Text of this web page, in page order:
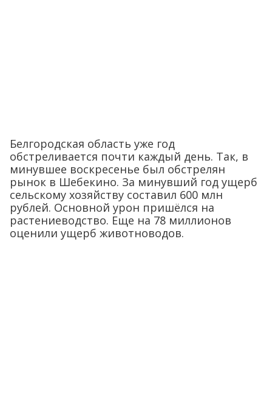
Белгородская область уже год
обстреливается почти каждый день. Так, в
минувшее воскресенье был обстрелян
рынок в Шебекино. За минувший год ущерб
сельскому хозяйству составил 600 млн
рублей. Основной урон пришёлся на
растениеводство. Еще на 78 миллионов
оценили ущерб животноводов.